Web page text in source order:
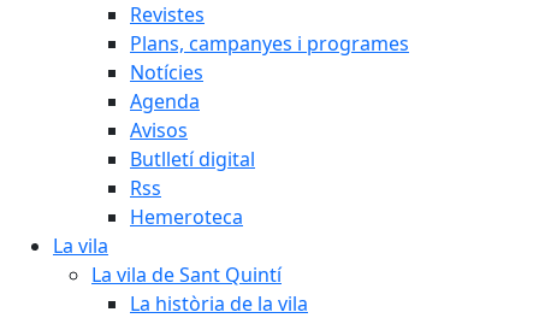
Revistes
Plans, campanyes i programes
Notícies
Agenda
Avisos
Butlletí digital
Rss
Hemeroteca
La vila
La vila de Sant Quintí
La història de la vila